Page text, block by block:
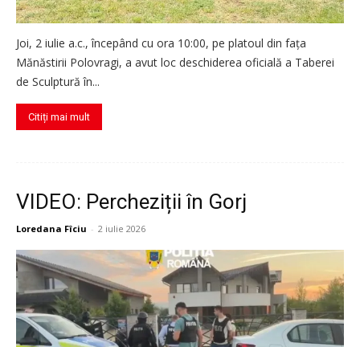
Joi, 2 iulie a.c., începând cu ora 10:00, pe platoul din fața
Mănăstirii Polovragi, a avut loc deschiderea oficială a Taberei
de Sculptură în...
Citiți mai mult
VIDEO: Percheziții în Gorj
Loredana Fîciu - 2 iulie 2026